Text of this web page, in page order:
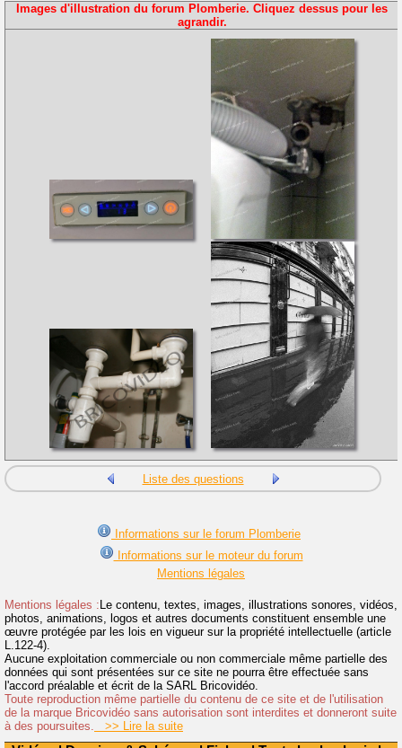
Images d'illustration du forum Plomberie. Cliquez dessus pour les
agrandir.
Liste des questions
Informations sur le forum Plomberie
Informations sur le moteur du forum
Mentions légales
Mentions légales : Le contenu, textes, images, illustrations sonores, vidéos,
photos, animations, logos et autres documents constituent ensemble une
œuvre protégée par les lois en vigueur sur la propriété intellectuelle (article
L.122-4).
Aucune exploitation commerciale ou non commerciale même partielle des
données qui sont présentées sur ce site ne pourra être effectuée sans
l'accord préalable et écrit de la SARL Bricovidéo.
Toute reproduction même partielle du contenu de ce site et de l'utilisation
de la marque Bricovidéo sans autorisation sont interdites et donneront suite
à des poursuites.
>> Lire la suite